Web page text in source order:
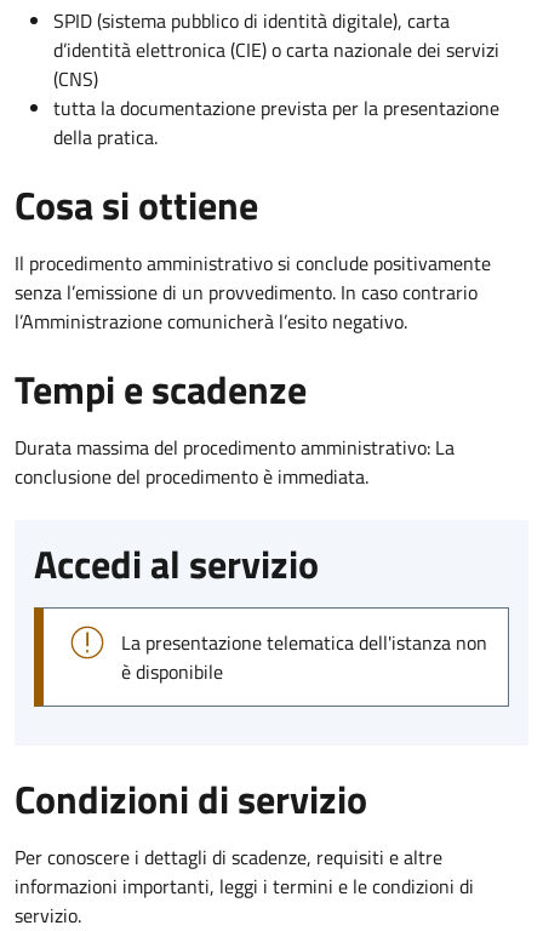
SPID (sistema pubblico di identità digitale), carta
d’identità elettronica (CIE) o carta nazionale dei servizi
(CNS)
tutta la documentazione prevista per la presentazione
della pratica.
Cosa si ottiene
Il procedimento amministrativo si conclude positivamente
senza l’emissione di un provvedimento. In caso contrario
l’Amministrazione comunicherà l’esito negativo.
Tempi e scadenze
Durata massima del procedimento amministrativo: La
conclusione del procedimento è immediata.
Accedi al servizio
La presentazione telematica dell'istanza non
è disponibile
Condizioni di servizio
Per conoscere i dettagli di scadenze, requisiti e altre
informazioni importanti, leggi i termini e le condizioni di
servizio.